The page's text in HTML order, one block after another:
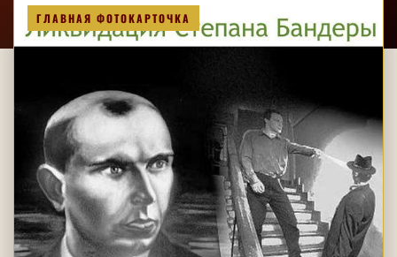
ГЛАВНАЯ ФОТОКАРТОЧКА